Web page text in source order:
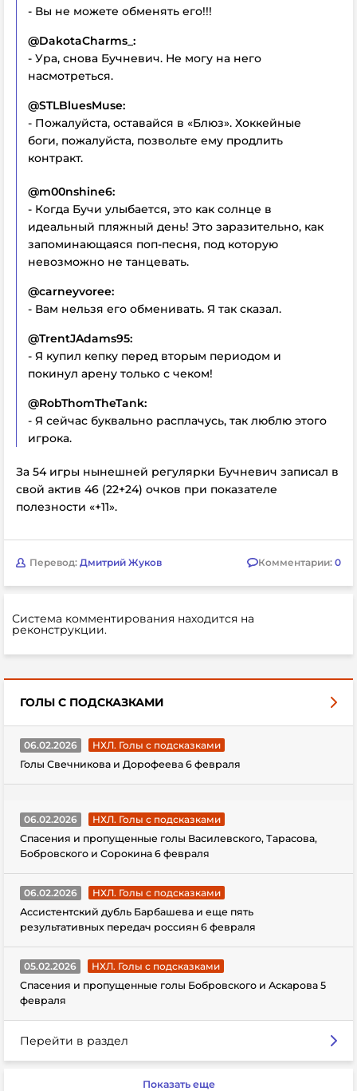
- Вы не можете обменять его!!!
@DakotaCharms_:
- Ура, снова Бучневич. Не могу на него
насмотреться.
@STLBluesMuse:
- Пожалуйста, оставайся в «Блюз». Хоккейные
боги, пожалуйста, позвольте ему продлить
контракт.
@m00nshine6:
- Когда Бучи улыбается, это как солнце в
идеальный пляжный день! Это заразительно, как
запоминающаяся поп-песня, под которую
невозможно не танцевать.
@carneyvoree:
- Вам нельзя его обменивать. Я так сказал.
@TrentJAdams95:
- Я купил кепку перед вторым периодом и
покинул арену только с чеком!
@RobThomTheTank:
- Я сейчас буквально расплачусь, так люблю этого
игрока.
За 54 игры нынешней регулярки Бучневич записал в
свой актив 46 (22+24) очков при показателе
полезности «+11».
Перевод: Дмитрий Жуков Комментарии: 0
Система комментирования находится на
реконструкции.
ГОЛЫ С ПОДСКАЗКАМИ
06.02.2026
НХЛ. Голы с подсказками
Голы Свечникова и Дорофеева 6 февраля
06.02.2026
НХЛ. Голы с подсказками
Спасения и пропущенные голы Василевского, Тарасова,
Бобровского и Сорокина 6 февраля
06.02.2026
НХЛ. Голы с подсказками
Ассистентский дубль Барбашева и еще пять
результативных передач россиян 6 февраля
05.02.2026
НХЛ. Голы с подсказками
Спасения и пропущенные голы Бобровского и Аскарова 5
февраля
Перейти в раздел
Показать еще